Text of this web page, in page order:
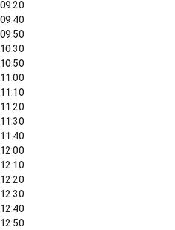
09:20
09:40
09:50
10:30
10:50
11:00
11:10
11:20
11:30
11:40
12:00
12:10
12:20
12:30
12:40
12:50